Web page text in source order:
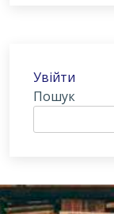
Увійти
Пошук